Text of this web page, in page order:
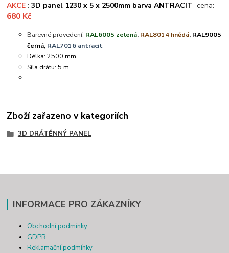
AKCE :3D panel 1230 x 5 x 2500mm barva ANTRACIT cena:
680 Kč
Barevné provedení: RAL6005 zelená, RAL8014 hnědá, RAL9005
černá, RAL7016 antracit
Délka: 2500 mm
Síla drátu: 5 m
Zboží zařazeno v kategoriích
3D DRÁTĚNNÝ PANEL
INFORMACE PRO ZÁKAZNÍKY
Obchodní podmínky
GDPR
Reklamační podmínky